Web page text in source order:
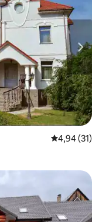
Classificação
4,94 (31)